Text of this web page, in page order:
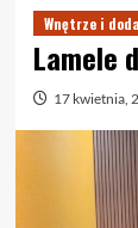
Wnętrze i
Lamele
17 kwietnia,